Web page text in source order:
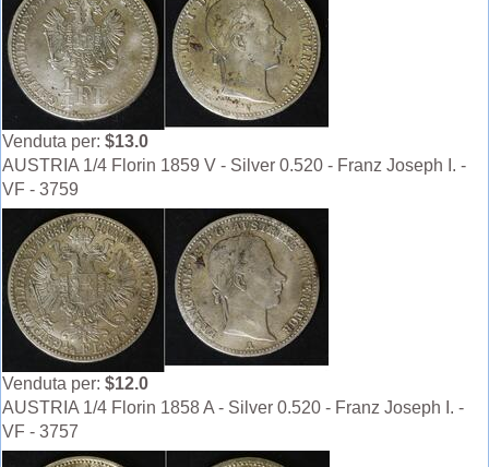
Venduta per: $13.0
AUSTRIA 1/4 Florin 1859 V - Silver 0.520 - Franz Joseph I. -
VF - 3759
Venduta per: $12.0
AUSTRIA 1/4 Florin 1858 A - Silver 0.520 - Franz Joseph I. -
VF - 3757